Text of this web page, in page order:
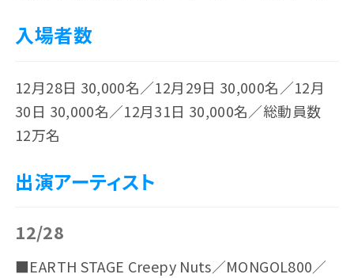
入場者数
12月28日 30,000名／12月29日 30,000名／12月
30日 30,000名／12月31日 30,000名／総動員数
12万名
出演アーティスト
12/28
■EARTH STAGE Creepy Nuts／MONGOL800／